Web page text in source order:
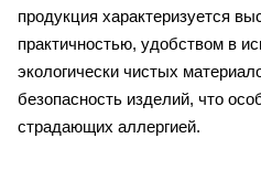
продукция характеризуется
практичностью, удобством в
экологически чистых
безопасность изделий, что
страдающих аллергией.